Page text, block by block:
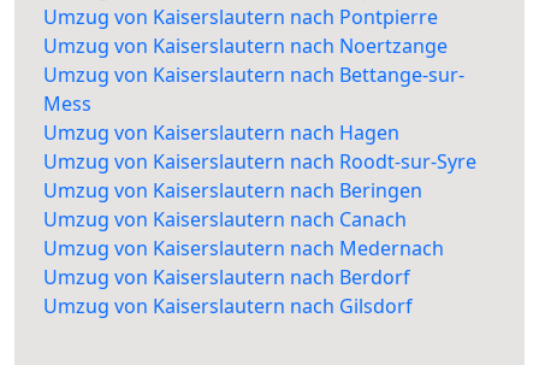
Umzug von Kaiserslautern nach Pontpierre
Umzug von Kaiserslautern nach Noertzange
Umzug von Kaiserslautern nach Bettange-sur-
Mess
Umzug von Kaiserslautern nach Hagen
Umzug von Kaiserslautern nach Roodt-sur-Syre
Umzug von Kaiserslautern nach Beringen
Umzug von Kaiserslautern nach Canach
Umzug von Kaiserslautern nach Medernach
Umzug von Kaiserslautern nach Berdorf
Umzug von Kaiserslautern nach Gilsdorf